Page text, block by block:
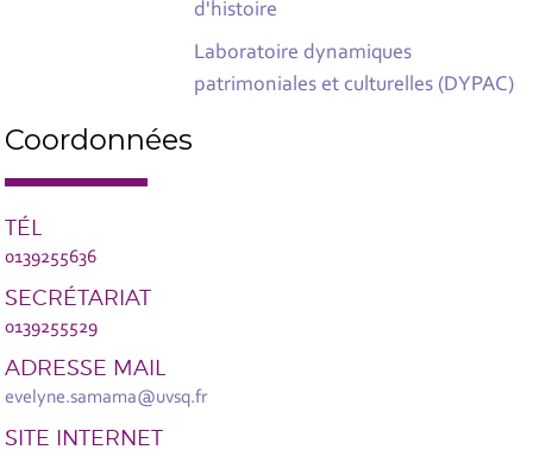
d'histoire
Laboratoire dynamiques
patrimoniales et culturelles (DYPAC)
Coordonnées
TÉL
0139255636
SECRÉTARIAT
0139255529
ADRESSE MAIL
evelyne.samama@uvsq.fr
SITE INTERNET